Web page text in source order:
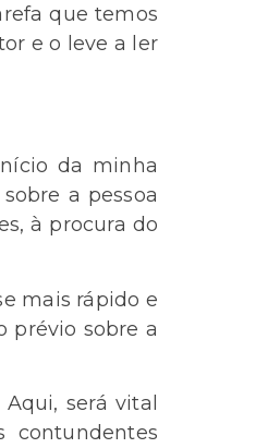
que temos
e o leve a ler
da minha
a pessoa
à procura do
mais rápido e
prévio sobre a
será vital
contundentes